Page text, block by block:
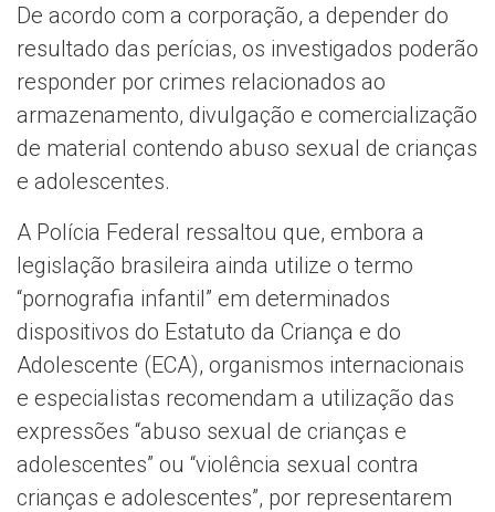
De acordo com a corporação, a depender do
resultado das perícias, os investigados poderão
responder por crimes relacionados ao
armazenamento, divulgação e comercialização
de material contendo abuso sexual de crianças
e adolescentes.
A Polícia Federal ressaltou que, embora a
legislação brasileira ainda utilize o termo
“pornografia infantil” em determinados
dispositivos do Estatuto da Criança e do
Adolescente (ECA), organismos internacionais
e especialistas recomendam a utilização das
expressões “abuso sexual de crianças e
adolescentes” ou “violência sexual contra
crianças e adolescentes”, por representarem